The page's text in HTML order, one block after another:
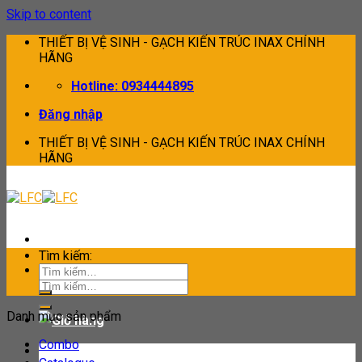
Skip to content
THIẾT BỊ VỆ SINH - GẠCH KIẾN TRÚC INAX CHÍNH
HÃNG
Hotline: 0934444895
Đăng nhập
THIẾT BỊ VỆ SINH - GẠCH KIẾN TRÚC INAX CHÍNH
HÃNG
Tìm kiếm:
Tìm kiếm:
Danh mục sản phẩm
Combo